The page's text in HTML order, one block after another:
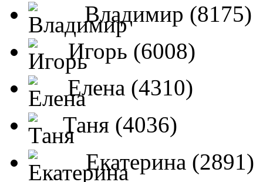
Владимир (8175)
Игорь (6008)
Елена (4310)
Таня (4036)
Екатерина (2891)